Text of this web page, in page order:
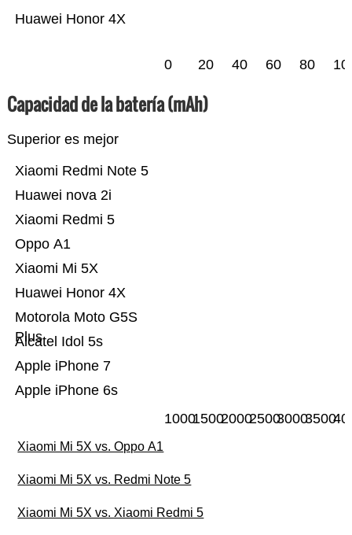
Huawei Honor 4X
0 20 40 60 80
Capacidad de la batería (mAh)
Superior es mejor
Apple iPhone 6s
Apple iPhone 7
Alcatel Idol 5s
Motorola Moto G5S
Plus
Huawei Honor 4X
Xiaomi Mi 5X
Oppo A1
Xiaomi Redmi 5
Huawei nova 2i
Xiaomi Redmi Note 5
100015002000250030003500
Xiaomi Mi 5X vs. Oppo A1
Xiaomi Mi 5X vs. Redmi Note 5
Xiaomi Mi 5X vs. Xiaomi Redmi 5